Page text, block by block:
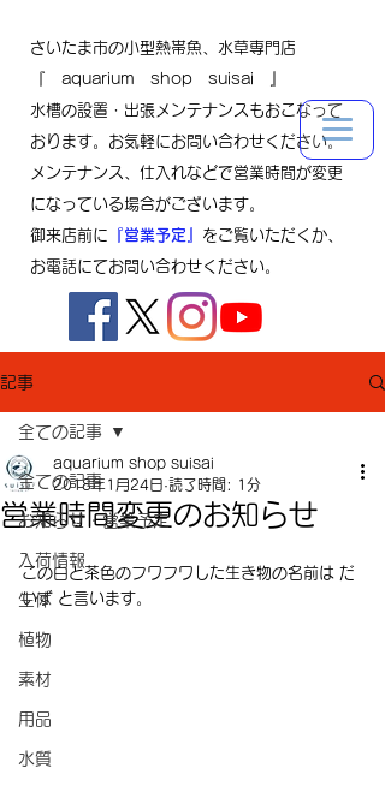
さいたま市の小型熱帯魚、水草専門店
『 aquarium shop suisai 』
水槽の設置・出張メンテナンスもおこなって
おります。お気軽にお問い合わせください。
メンテナンス、仕入れなどで営業時間が変更
になっている場合がございます。
御来店前に 『営業予定』 をご覧いただくか、
お電話にてお問い合わせください。
記事
全ての記事
お知らせ・営業予定
入荷情報
生体
植物
素材
用品
水質
全ての記事
営業時間変更のお知らせ
aquarium shop suisai
2018年1月24日 読了時間: 1分
この白と茶色のフワフワした生き物の名前は だ
いず と言います。